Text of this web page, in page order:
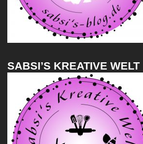
SABSI’S KREATIVE WELT